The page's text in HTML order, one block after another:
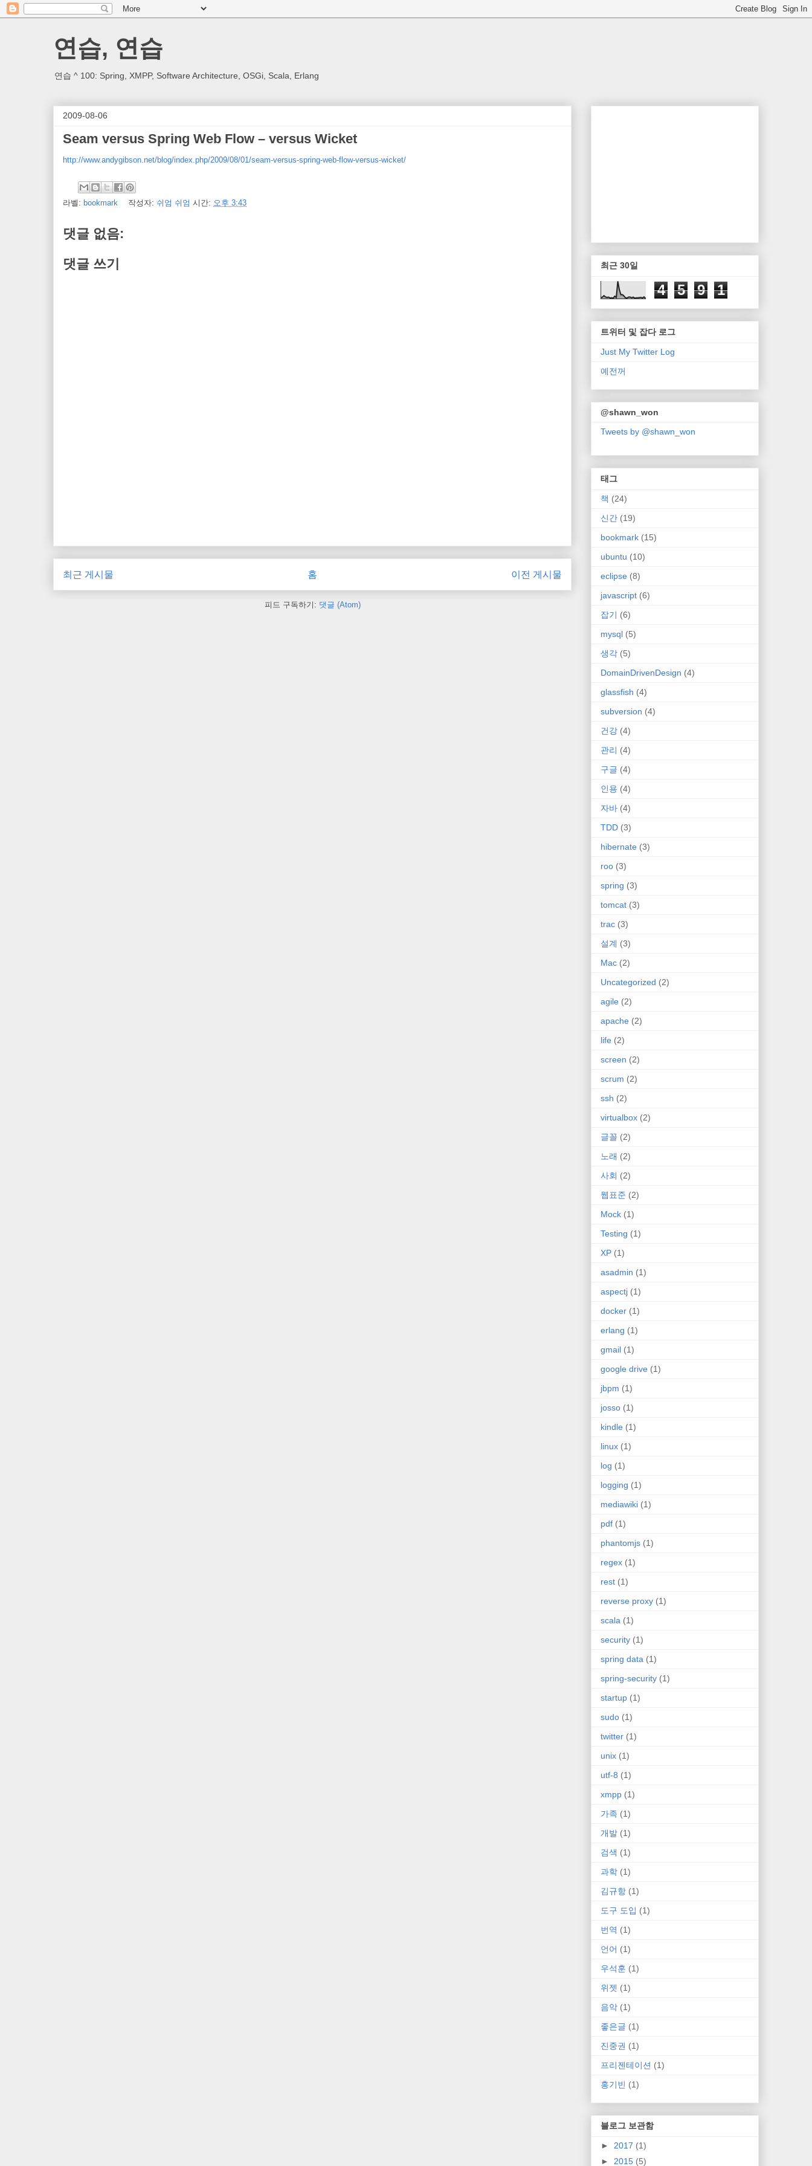
연습, 연습
연습 ^ 100: Spring, XMPP, Software Architecture, OSGi, Scala, Erlang
2009-08-06
Seam versus Spring Web Flow – versus Wicket
http://www.andygibson.net/blog/index.php/2009/08/01/seam-versus-spring-web-flow-versus-wicket/
라벨: bookmark 작성자: 쉬엄 쉬엄 시간: 오후 3:43
댓글 없음:
댓글 쓰기
최근 게시물 이전 게시물
홈
피드 구독하기: 댓글 (Atom)
최근 30일
4 5 9 1
트위터 및 잡다 로그
Just My Twitter Log
예전꺼
@shawn_won
Tweets by @shawn_won
태그
책 (24)
신간 (19)
bookmark (15)
ubuntu (10)
eclipse (8)
javascript (6)
잡기 (6)
mysql (5)
생각 (5)
DomainDrivenDesign (4)
glassfish (4)
subversion (4)
건강 (4)
관리 (4)
구글 (4)
인용 (4)
자바 (4)
TDD (3)
hibernate (3)
roo (3)
spring (3)
tomcat (3)
trac (3)
설계 (3)
Mac (2)
Uncategorized (2)
agile (2)
apache (2)
life (2)
screen (2)
scrum (2)
ssh (2)
virtualbox (2)
글꼴 (2)
노래 (2)
사회 (2)
웹표준 (2)
Mock (1)
Testing (1)
XP (1)
asadmin (1)
aspectj (1)
docker (1)
erlang (1)
gmail (1)
google drive (1)
jbpm (1)
josso (1)
kindle (1)
linux (1)
log (1)
logging (1)
mediawiki (1)
pdf (1)
phantomjs (1)
regex (1)
rest (1)
reverse proxy (1)
scala (1)
security (1)
spring data (1)
spring-security (1)
startup (1)
sudo (1)
twitter (1)
unix (1)
utf-8 (1)
xmpp (1)
가족 (1)
개발 (1)
검색 (1)
과학 (1)
김규항 (1)
도구 도입 (1)
번역 (1)
언어 (1)
우석훈 (1)
위젯 (1)
음악 (1)
좋은글 (1)
진중권 (1)
프리젠테이션 (1)
홍기빈 (1)
블로그 보관함
► 2017 (1)
► 2015 (5)